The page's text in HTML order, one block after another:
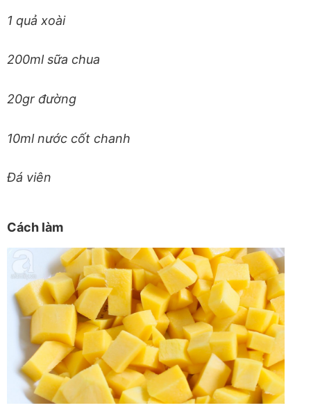
1 quả xoài
200ml sữa chua
20gr đường
10ml nước cốt chanh
Đá viên
Cách làm